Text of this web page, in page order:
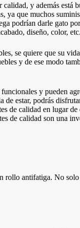
y además está
ya que muchos
podrían darle gato
diseño, color, etc.
se quiere que su
y de ese modo
y pueden
estar, podrás
de calidad en lugar
de calidad son una
rollo antifatiga. No